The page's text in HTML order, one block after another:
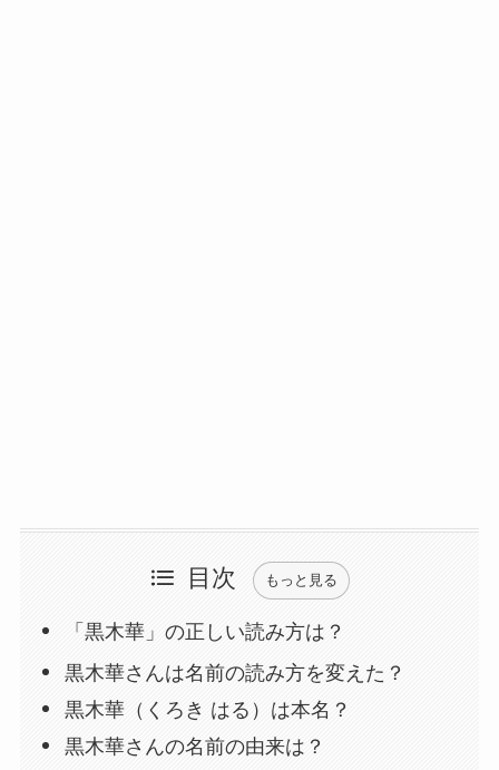
目次 もっと見る
「黒木華」の正しい読み方は？
黒木華さんは名前の読み方を変えた？
黒木華（くろき はる）は本名？
黒木華さんの名前の由来は？